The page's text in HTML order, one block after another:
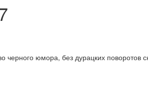
черного юмора, без дурацких поворотов